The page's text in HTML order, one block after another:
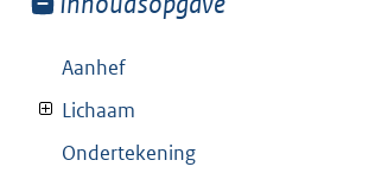
van:
Aanhef
Lichaam
Ondertekening